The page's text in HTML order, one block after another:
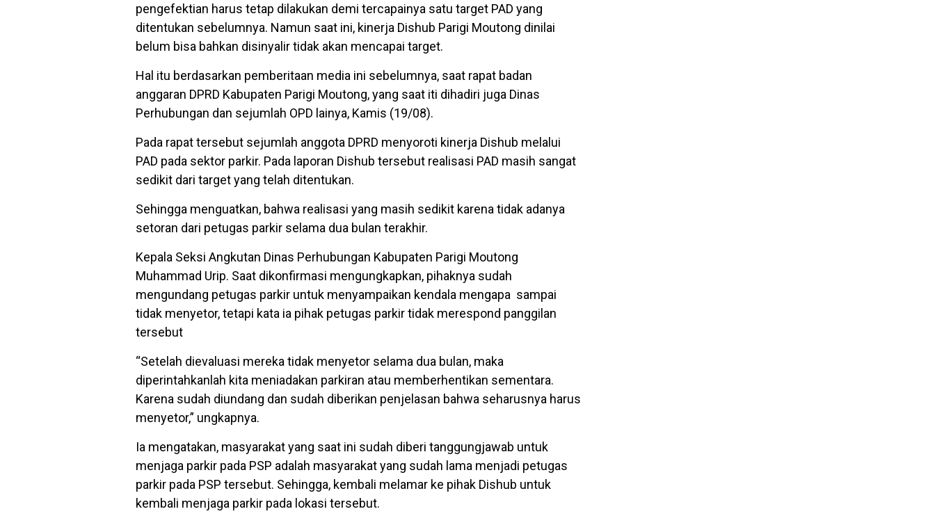
pengefektian harus tetap dilakukan demi tercapainya satu target PAD yang
ditentukan sebelumnya. Namun saat ini, kinerja Dishub Parigi Moutong dinilai
belum bisa bahkan disinyalir tidak akan mencapai target.
Hal itu berdasarkan pemberitaan media ini sebelumnya, saat rapat badan
anggaran DPRD Kabupaten Parigi Moutong, yang saat iti dihadiri juga Dinas
Perhubungan dan sejumlah OPD lainya, Kamis (19/08).
Pada rapat tersebut sejumlah anggota DPRD menyoroti kinerja Dishub melalui
PAD pada sektor parkir. Pada laporan Dishub tersebut realisasi PAD masih sangat
sedikit dari target yang telah ditentukan.
Sehingga menguatkan, bahwa realisasi yang masih sedikit karena tidak adanya
setoran dari petugas parkir selama dua bulan terakhir.
Kepala Seksi Angkutan Dinas Perhubungan Kabupaten Parigi Moutong
Muhammad Urip. Saat dikonfirmasi mengungkapkan, pihaknya sudah
mengundang petugas parkir untuk menyampaikan kendala mengapa sampai
tidak menyetor, tetapi kata ia pihak petugas parkir tidak merespond panggilan
tersebut
“Setelah dievaluasi mereka tidak menyetor selama dua bulan, maka
diperintahkanlah kita meniadakan parkiran atau memberhentikan sementara.
Karena sudah diundang dan sudah diberikan penjelasan bahwa seharusnya harus
menyetor,” ungkapnya.
Ia mengatakan, masyarakat yang saat ini sudah diberi tanggungjawab untuk
menjaga parkir pada PSP adalah masyarakat yang sudah lama menjadi petugas
parkir pada PSP tersebut. Sehingga, kembali melamar ke pihak Dishub untuk
kembali menjaga parkir pada lokasi tersebut.